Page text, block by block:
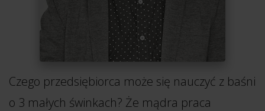
Czego przedsiębiorca może się nauczyć z baśni
o 3 małych świnkach? Że mądra praca